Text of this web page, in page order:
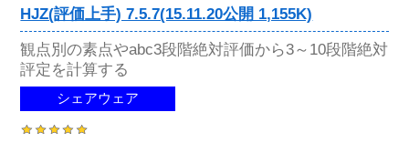
HJZ(評価上手) 7.5.7(15.11.20公開 1,155K)
観点別の素点やabc3段階絶対評価から3～10段階絶対
評定を計算する
シェアウェア